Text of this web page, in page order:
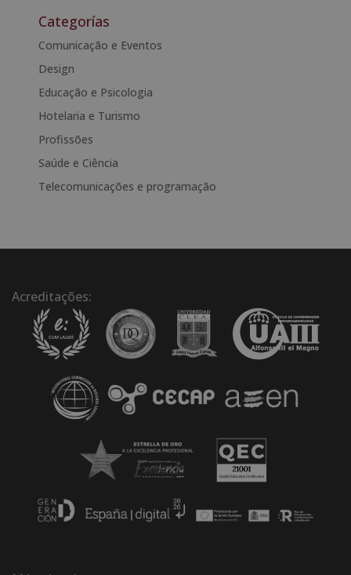
t
r
n
a
i
v
e
Categorías
Comunicação e Eventos
Design
Educação e Psicologia
Hotelaria e Turismo
Profissões
Saúde e Ciência
Telecomunicações e programação
Acreditações: